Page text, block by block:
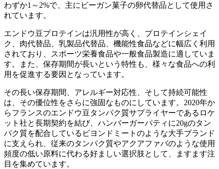
わずか1～2%で、主にビーガン菓子の卵代替品として使用さ
れています。
エンドウ豆プロテインは汎用性が高く、プロテインシェイ
ク、肉代替品、乳製品代替品、機能性食品などに幅広く利用
されており、スポーツ栄養食品や一般食品製造に適していま
す。また、保存期間が長いという特性も、様々な食品への利
用を促進する要因となっています。
その長い保存期間、アレルギー対応性、そして持続可能性
は、その優位性をさらに強固なものにしています。2020年か
らフランスのエンドウ豆タンパク質サプライヤーであるロケ
ット社と長期契約を結び、ハンバーガーパティに20gのタン
パク質を配合しているビヨンドミートのような大手ブランド
に支えられ、従来のタンパク質やアクアファバのような使用
頻度の低い原料に代わる好ましい選択肢として、ますます注
目を集めています。